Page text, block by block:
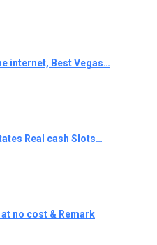
internet, Best Vegas…
Real cash Slots…
no cost & Remark